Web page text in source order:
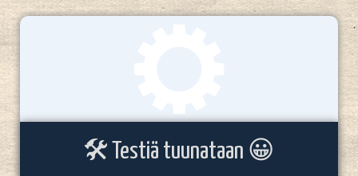
🛠️ Testiä tuunataan 😀